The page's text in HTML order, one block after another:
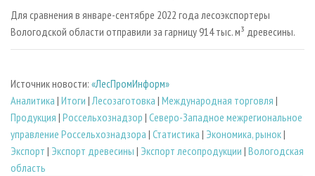
Для сравнения в январе-сентябре 2022 года лесоэкспортеры
Вологодской области отправили за гарницу 914 тыс. м³ древесины.
Источник новости: «ЛесПромИнформ»
Аналитика | Итоги |Лесозаготовка | Международная торговля |
Продукция | Россельхознадзор | Северо-Западное межрегиональное
управление Россельхознадзора | Статистика | Экономика, рынок|
Экспорт | Экспорт древесины | Экспорт лесопродукции | Вологодская
область